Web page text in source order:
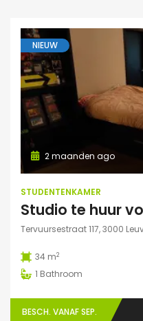
NIEUW
2 maanden ago
STUDENTENKAMER
Studio te huur
Tervuursestraat 117, 3000
34 m2
1 Bathroom
BESCH. VANAF SEP.